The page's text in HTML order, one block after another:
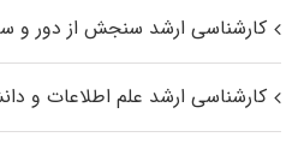
کارشناسی ارشد سنجش از دور و
کارشناسی ارشد علم اطلاعات و